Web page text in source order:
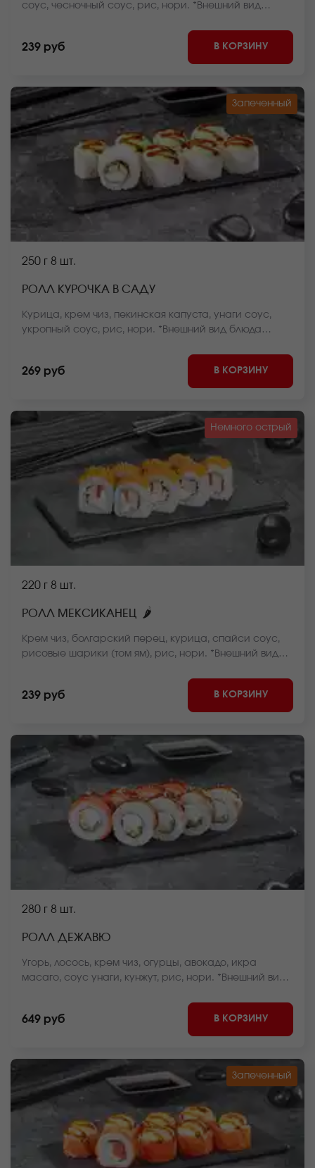
соус, чесночный соус, рис, нори. *Внешний вид
239 руб В КОРЗИНУ
Запеченный
250 г 8 шт.
РОЛЛ КУРОЧКА В САДУ
Курица, крем чиз, пекинская капуста, унаги соус,
укропный соус, рис, нори. *Внешний вид блюда
269 руб В КОРЗИНУ
Немного острый
220 г 8 шт.
РОЛЛ МЕКСИКАНЕЦ 🌶
Крем чиз, болгарский перец, курица, спайси соус,
рисовые шарики (том ям), рис, нори. *Внешний вид
239 руб В КОРЗИНУ
280 г 8 шт.
РОЛЛ ДЕЖАВЮ
Угорь, лосось, крем чиз, огурцы, авокадо, икра
масаго, соус унаги, кунжут, рис, нори. *Внешний вид
649 руб В КОРЗИНУ
Запеченный